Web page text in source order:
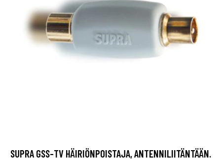
SUPRA GSS-TV HÄIRIÖNPOISTAJA, ANTENNILIITÄNTÄÄN.